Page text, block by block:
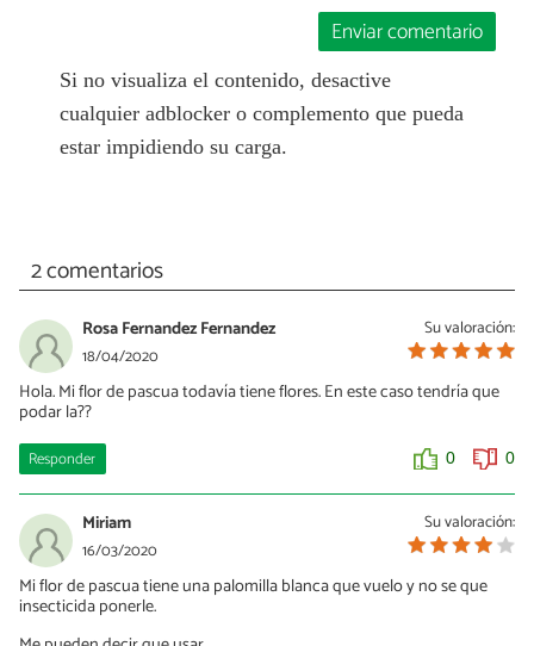
Enviar comentario
Si no visualiza el contenido, desactive
cualquier adblocker o complemento que pueda
estar impidiendo su carga.
2 comentarios
Su valoración:
Rosa Fernandez Fernandez
18/04/2020
Hola. Mi flor de pascua todavía tiene flores. En este caso tendría que
podar la??
Responder 0 0
Su valoración:
Miriam
16/03/2020
Mi flor de pascua tiene una palomilla blanca que vuelo y no se que
insecticida ponerle.